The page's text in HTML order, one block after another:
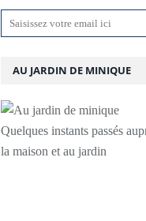
AU JARDIN DE MINIQUE
Quelques instants passés
la maison et au jardin